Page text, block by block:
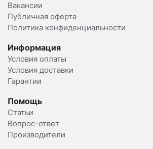
Вакансии
Публичная оферта
Политика конфиденциальности
Информация
Условия оплаты
Условия доставки
Гарантии
Помощь
Статьи
Вопрос-ответ
Производители